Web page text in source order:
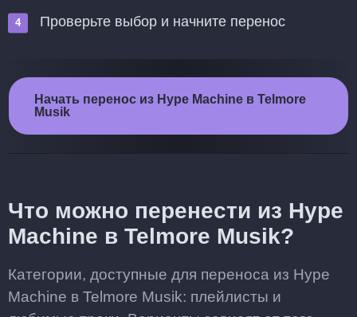
Проверьте выбор и начните перенос
Начать перенос из Hype Machine в Telmore
Musik
Что можно перенести из Hype
Machine в Telmore Musik?
Категории, доступные для переноса из Hype
Machine в Telmore Musik: плейлисты и